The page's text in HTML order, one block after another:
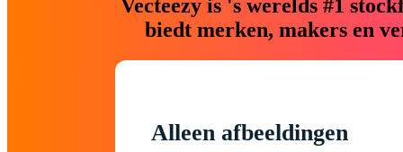
Vecteezy is 's werelds #1
biedt merken, makers en
Alleen afbeeldingen